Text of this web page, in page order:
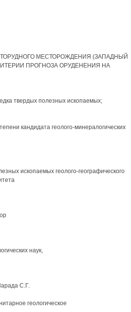
МЕСТОРОЖДЕНИЯ (ЗАПАДНЫЙ
ПРОГНОЗА ОРУДЕНЕНИЯ НА
твердых полезных ископаемых;
кандидата геолого-минералогических
ископаемых геолого-географического
наук,
С.Г.
геологическое